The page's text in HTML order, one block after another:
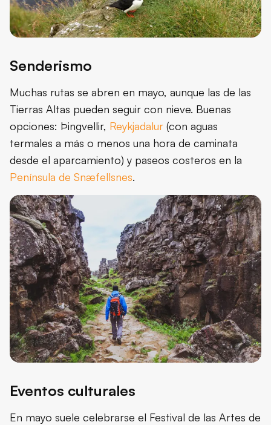
Senderismo
Muchas rutas se abren en mayo, aunque las de las
Tierras Altas pueden seguir con nieve. Buenas
opciones: Þingvellir, Reykjadalur (con aguas
termales a más o menos una hora de caminata
desde el aparcamiento) y paseos costeros en la
Península de Snæfellsnes.
Eventos culturales
En mayo suele celebrarse el Festival de las Artes de